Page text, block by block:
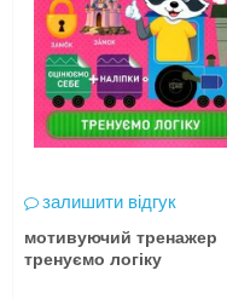
залишити відгук
мотивуючий тренажер
тренуємо логіку